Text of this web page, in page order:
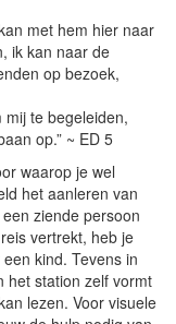
met hem hier naar
ik kan naar de
op bezoek,
mij te begeleiden,
op.” ~ ED 5
waarop je wel
het aanleren van
ziende persoon
vertrekt, heb je
kind. Tevens in
het station zelf vormt
lezen. Voor visuele